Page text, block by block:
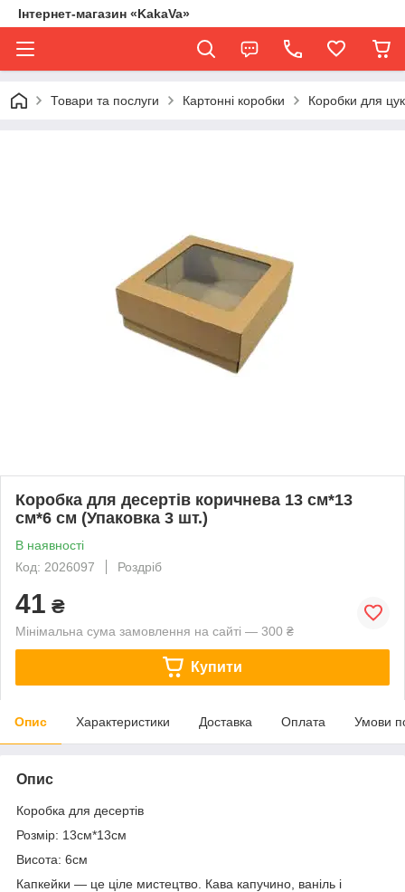
Інтернет-магазин «KakaVa»
Товари та послуги Картонні коробки Коробки для
Коробка для десертів коричнева 13 см*13
см*6 см (Упаковка 3 шт.)
В наявності
Код: 2026097
Роздріб
41 ₴
Мінімальна сума замовлення на сайті — 300 ₴
Купити
Опис Характеристики Доставка Оплата Умови
Опис
Коробка для десертів
Розмір: 13см*13см
Висота: 6см
Капкейки — це ціле мистецтво. Кава капучино, ваніль і